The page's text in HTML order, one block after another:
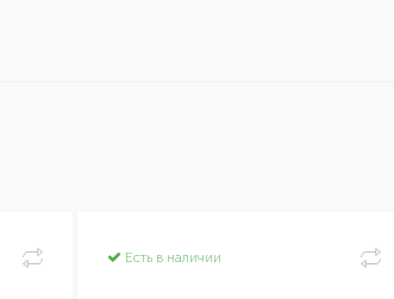
Есть в наличии